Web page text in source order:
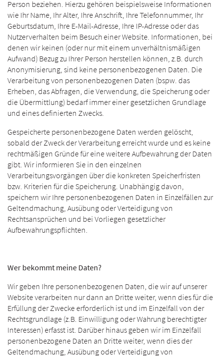
Person beziehen. Hierzu gehören beispielsweise Informationen
wie Ihr Name, Ihr Alter, Ihre Anschrift, Ihre Telefonnummer, Ihr
Geburtsdatum, Ihre E-Mail-Adresse, Ihre IP-Adresse oder das
Nutzerverhalten beim Besuch einer Website. Informationen, bei
denen wir keinen (oder nur mit einem unverhältnismäßigen
Aufwand) Bezug zu Ihrer Person herstellen können, z.B. durch
Anonymisierung, sind keine personenbezogenen Daten. Die
Verarbeitung von personenbezogenen Daten (bspw. das
Erheben, das Abfragen, die Verwendung, die Speicherung oder
die Übermittlung) bedarf immer einer gesetzlichen Grundlage
und eines definierten Zwecks.
Gespeicherte personenbezogene Daten werden gelöscht,
sobald der Zweck der Verarbeitung erreicht wurde und es keine
rechtmäßigen Gründe für eine weitere Aufbewahrung der Daten
gibt. Wir informieren Sie in den einzelnen
Verarbeitungsvorgängen über die konkreten Speicherfristen
bzw. Kriterien für die Speicherung. Unabhängig davon,
speichern wir Ihre personenbezogenen Daten in Einzelfällen zur
Geltendmachung, Ausübung oder Verteidigung von
Rechtsansprüchen und bei Vorliegen gesetzlicher
Aufbewahrungspflichten.
Wer bekommt meine Daten?
Wir geben Ihre personenbezogenen Daten, die wir auf unserer
Website verarbeiten nur dann an Dritte weiter, wenn dies für die
Erfüllung der Zwecke erforderlich ist und im Einzelfall von der
Rechtsgrundlage (z.B. Einwilligung oder Wahrung berechtigter
Interessen) erfasst ist. Darüber hinaus geben wir im Einzelfall
personenbezogene Daten an Dritte weiter, wenn dies der
Geltendmachung, Ausübung oder Verteidigung von